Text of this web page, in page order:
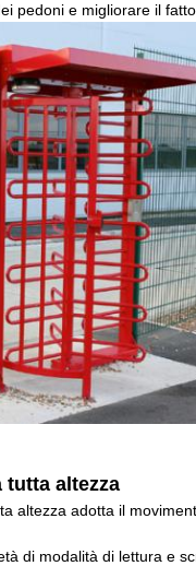
pedoni e migliorare il
tutta altezza
altezza adotta il
di modalità di lettura e